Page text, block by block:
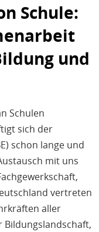
Schule:
und
Schulen
sich der
schon lange und
mit uns
vertreten
aller